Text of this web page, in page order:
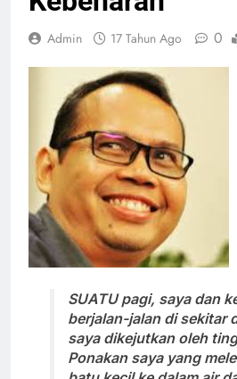
Admin 17 Tahun Ago 0
SUATU pagi, saya dan
berjalan-jalan di sekitar
saya dikejutkan oleh
Ponakan saya yang